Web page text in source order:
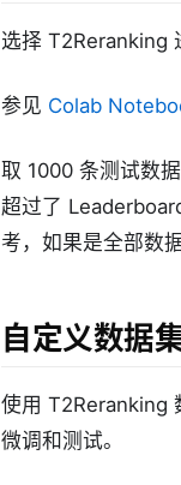
选择 T2Reranking
参见 Colab
取 1000 条测试数
超过了
考，如果是全部数
自定义数据
使用 T2Reranking
微调和测试。